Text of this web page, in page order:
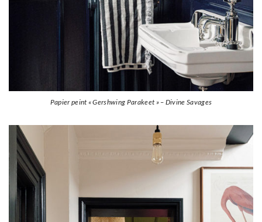
Papier peint « Gershwing Parakeet » – Divine Savages